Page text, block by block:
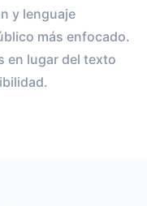
y lenguaje
más enfocado.
en lugar del texto